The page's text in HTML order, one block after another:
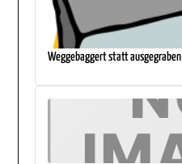
Weggebaggert statt ausgegraben